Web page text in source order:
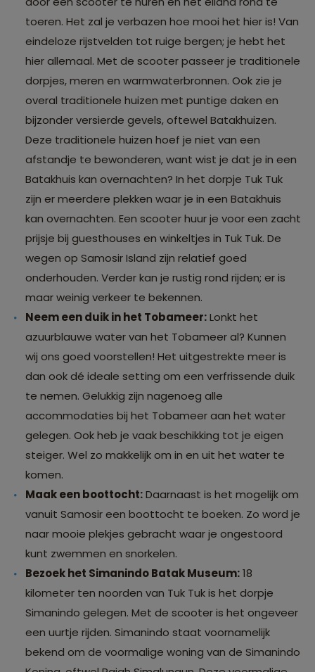
toeren. Het zal je verbazen hoe mooi het hier is! Van
eindeloze rijstvelden tot ruige bergen; je hebt het
hier allemaal. Met de scooter passeer je traditionele
dorpjes, meren en warmwaterbronnen. Ook zie je
overal traditionele huizen met puntige daken en
bijzonder versierde gevels, oftewel Batakhuizen.
Deze traditionele huizen hoef je niet van een
afstandje te bewonderen, want wist je dat je in een
Batakhuis kan overnachten? In het dorpje Tuk Tuk
zijn er meerdere plekken waar je in een Batakhuis
kan overnachten. Een scooter huur je voor een zacht
prijsje bij guesthouses en winkeltjes in Tuk Tuk. De
wegen op Samosir Island zijn relatief goed
onderhouden. Verder kan je rustig rond rijden; er is
maar weinig verkeer te bekennen.
Neem een duik in het Tobameer:Lonkt het
azuurblauwe water van het Tobameer al? Kunnen
wij ons goed voorstellen! Het uitgestrekte meer is
dan ook dé ideale setting om een verfrissende duik
te nemen. Gelukkig zijn nagenoeg alle
accommodaties bij het Tobameer aan het water
gelegen. Ook heb je vaak beschikking tot je eigen
steiger. Wel zo makkelijk om in en uit het water te
komen.
Maak een boottocht:Daarnaast is het mogelijk om
vanuit Samosir een boottocht te boeken. Zo word je
naar mooie plekjes gebracht waar je ongestoord
kunt zwemmen en snorkelen.
Bezoek het Simanindo Batak Museum:18
kilometer ten noorden van Tuk Tuk is het dorpje
Simanindo gelegen. Met de scooter is het ongeveer
een uurtje rijden. Simanindo staat voornamelijk
bekend om de voormalige woning van de Simanindo